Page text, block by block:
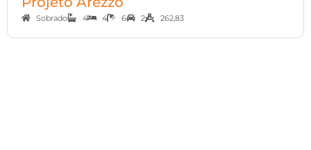
Sobrado 4 4 6 2 262,83